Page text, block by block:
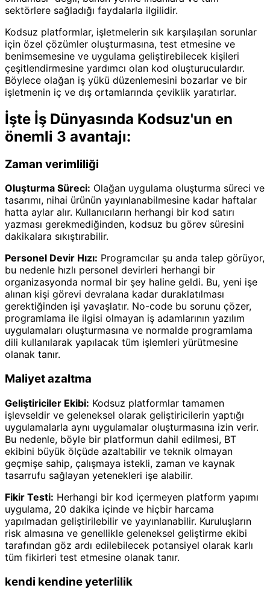
sektörlere sağladığı faydalarla ilgilidir.
Kodsuz platformlar, işletmelerin sık karşılaşılan sorunlar
için özel çözümler oluşturmasına, test etmesine ve
benimsemesine ve uygulama geliştirebilecek kişileri
çeşitlendirmesine yardımcı olan kod oluşturuculardır.
Böylece olağan iş yükü düzenlemesini bozarlar ve bir
işletmenin iç ve dış ortamlarında çeviklik yaratırlar.
İşte İş Dünyasında Kodsuz'un en
önemli 3 avantajı:
Zaman verimliliği
Oluşturma Süreci: Olağan uygulama oluşturma süreci ve
tasarımı, nihai ürünün yayınlanabilmesine kadar haftalar
hatta aylar alır. Kullanıcıların herhangi bir kod satırı
yazması gerekmediğinden, kodsuz bu görev süresini
dakikalara sıkıştırabilir.
Personel Devir Hızı: Programcılar şu anda talep görüyor,
bu nedenle hızlı personel devirleri herhangi bir
organizasyonda normal bir şey haline geldi. Bu, yeni işe
alınan kişi görevi devralana kadar duraklatılması
gerektiğinden işi yavaşlatır. No-code bu sorunu çözer,
programlama ile ilgisi olmayan iş adamlarının yazılım
uygulamaları oluşturmasına ve normalde programlama
dili kullanılarak yapılacak tüm işlemleri yürütmesine
olanak tanır.
Maliyet azaltma
Geliştiriciler Ekibi: Kodsuz platformlar tamamen
işlevseldir ve geleneksel olarak geliştiricilerin yaptığı
uygulamalarla aynı uygulamalar oluşturmasına izin verir.
Bu nedenle, böyle bir platformun dahil edilmesi, BT
ekibini büyük ölçüde azaltabilir ve teknik olmayan
geçmişe sahip, çalışmaya istekli, zaman ve kaynak
tasarrufu sağlayan yetenekleri işe alabilir.
Fikir Testi: Herhangi bir kod içermeyen platform yapımı
uygulama, 20 dakika içinde ve hiçbir harcama
yapılmadan geliştirilebilir ve yayınlanabilir. Kuruluşların
risk almasına ve genellikle geleneksel geliştirme ekibi
tarafından göz ardı edilebilecek potansiyel olarak karlı
tüm fikirleri test etmesine olanak tanır.
kendi kendine yeterlilik